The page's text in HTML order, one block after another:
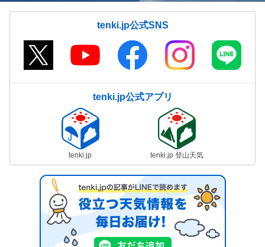
tenki.jp公式SNS
tenki.jp公式アプリ
tenki.jp tenki.jp 登山天気